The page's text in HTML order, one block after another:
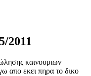
2011
καινουριων
απο εκει πηρα το δικο